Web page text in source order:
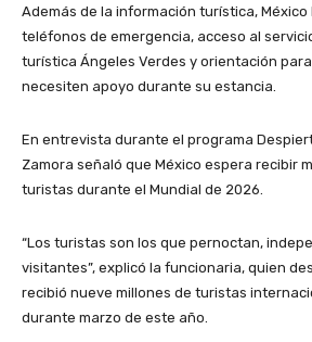
Además de la información turística, México
teléfonos de emergencia, acceso al
turística Ángeles Verdes y orientación
necesiten apoyo durante su estancia.
En entrevista durante el programa
Zamora señaló que México espera recibir
turistas durante el Mundial de 2026.
“Los turistas son los que pernoctan,
visitantes”, explicó la funcionaria, quien
recibió nueve millones de turistas
durante marzo de este año.